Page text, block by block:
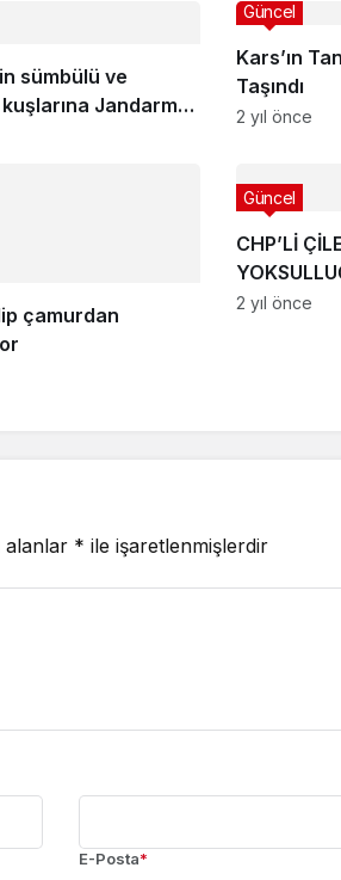
sümbülü ve
Jandarma
Kars’ın
Taşındı
Güncel
2 yıl önce
çamurdan
CHP’Lİ
AÇLIĞA
Güncel
2 yıl önce
alanlar * ile işaretlenmişlerdir
E-Posta*